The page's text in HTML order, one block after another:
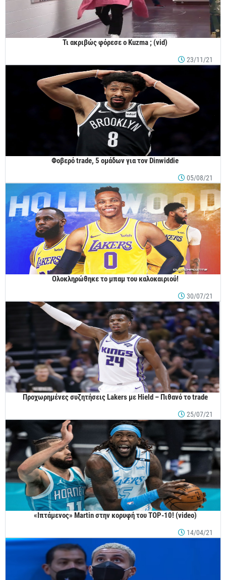
Τι ακριβώς φόρεσε ο Kuzma ; (vid)
23/11/21
Φοβερό trade, 5 ομάδων για τον Dinwiddie
05/08/21
Ολοκληρώθηκε το μπαμ του καλοκαιριού!
30/07/21
Προχωρημένες συζητήσεις Lakers με Hield – Πιθανό το trade
25/07/21
«Ιπτάμενος» Martin στην κορυφή του TOP-10! (video)
14/04/21